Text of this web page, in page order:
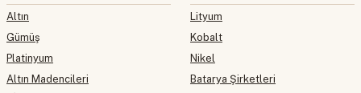
Altın
Gümüş
Platinyum
Altın Madencileri
Lityum
Kobalt
Nikel
Batarya Şirketleri